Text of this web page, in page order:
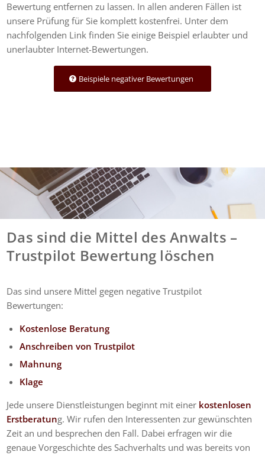
Bewertung entfernen zu lassen. In allen anderen Fällen ist
unsere Prüfung für Sie komplett kostenfrei. Unter dem
nachfolgenden Link finden Sie einige Beispiel erlaubter und
unerlaubter Internet-Bewertungen.
Beispiele negativer Bewertungen
Das sind die Mittel des Anwalts –
Trustpilot Bewertung löschen
Das sind unsere Mittel gegen negative Trustpilot
Bewertungen:
Kostenlose Beratung
Anschreiben von Trustpilot
Mahnung
Klage
Jede unsere Dienstleistungen beginnt mit einer kostenlosen
Erstberatung. Wir rufen den Interessenten zur gewünschten
Zeit an und besprechen den Fall. Dabei erfragen wir die
genaue Vorgeschichte des Sachverhalts und was bereits von